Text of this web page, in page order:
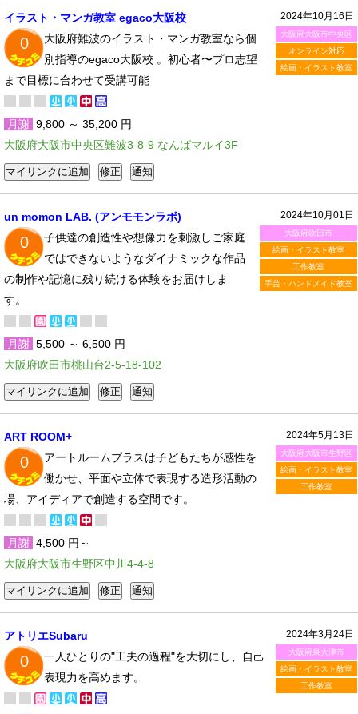
2024年10月16日
大阪府大阪市中央区
オンライン対応
絵画・イラスト教室
イラスト・マンガ教室 egaco大阪校
0
大阪府難波のイラスト・マンガ教室なら個
別指導のegaco大阪校 。初心者〜プロ志望
まで目標に合わせて受講可能
月謝 9,800 ～ 35,200 円
大阪府大阪市中央区難波3-8-9 なんばマルイ3F
2024年10月01日
大阪府吹田市
絵画・イラスト教室
工作教室
手芸・ハンドメイド教室
un momon LAB. (アンモモンラボ)
0
子供達の創造性や想像力を刺激しご家庭
ではできないようなダイナミックな作品
の制作や記憶に残り続ける体験をお届けしま
す。​
月謝 5,500 ～ 6,500 円
大阪府吹田市桃山台2-5-18-102
2024年5月13日
大阪府大阪市生野区
絵画・イラスト教室
工作教室
ART ROOM+
0
アートルームプラスは子どもたちが感性を
働かせ、平面や立体で表現する造形活動の
場、アイディアで創造する空間です。
月謝 4,500 円～
大阪府大阪市生野区中川4-4-8
2024年3月24日
大阪府泉大津市
絵画・イラスト教室
工作教室
アトリエSubaru
0
一人ひとりの"工夫の過程"を大切にし、自己
表現力を高めます。